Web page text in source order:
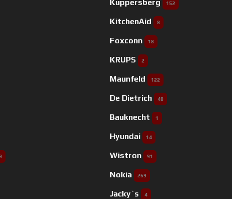
Kuppersberg 152
KitchenAid 8
Foxconn 18
KRUPS 2
Maunfeld 122
De Dietrich 40
Bauknecht 1
Hyundai 14
Wistron 91
Nokia 269
Jacky`s 4